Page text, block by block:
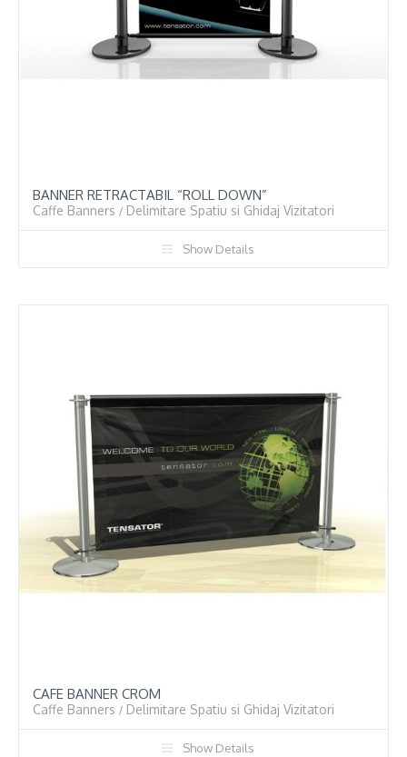
BANNER RETRACTABIL “ROLL DOWN”
Caffe Banners / Delimitare Spatiu si Ghidaj Vizitatori
Show Details
CAFE BANNER CROM
Caffe Banners / Delimitare Spatiu si Ghidaj Vizitatori
Show Details